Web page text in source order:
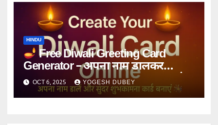
HINDU
Free Diwali Greeting Card
Generator – अपना नाम डालकर
Instant Diwali Wishes Card बनाएं
OCT 6, 2025 YOGESH DUBEY